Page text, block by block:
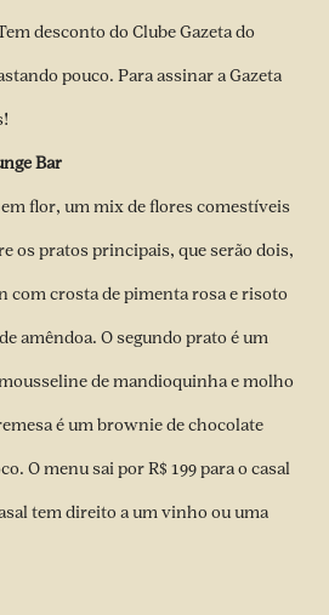
desconto do Clube Gazeta do
pouco. Para assinar a Gazeta
Bar
flor, um mix de flores comestíveis
os pratos principais, que serão dois,
com crosta de pimenta rosa e risoto
amêndoa. O segundo prato é um
de mandioquinha e molho
é um brownie de chocolate
O menu sai por R$ 199 para o casal
tem direito a um vinho ou uma